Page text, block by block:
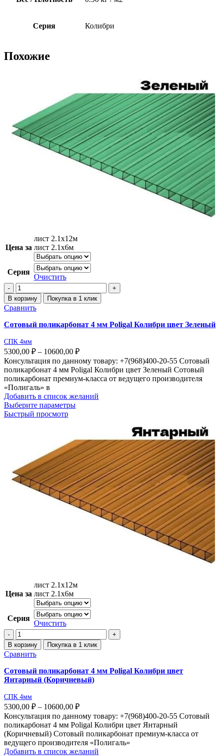
Серия Колибри
Похожие
Цена за
лист 2.1х12м
лист 2.1х6м
Серия
Очистить
В корзину Покупка в 1 клик
Сравнить
Сотовый поликарбонат 4 мм Poligal Колибри цвет Зеленый
СПК 4мм
5300,00 ₽ – 10600,00 ₽
Консультация по данному товару: +7(968)400-20-55 Сотовый
поликарбонат 4 мм Poligal Колибри цвет Зеленый Сотовый
поликарбонат премиум-класса от ведущего производителя
«Полигаль» в
Добавить в список желаний
Выберите параметры
Быстрый просмотр
Цена за
лист 2.1х12м
лист 2.1х6м
Серия
Очистить
В корзину Покупка в 1 клик
Сравнить
Сотовый поликарбонат 4 мм Poligal Колибри цвет
Янтарный (Коричневый)
СПК 4мм
5300,00 ₽ – 10600,00 ₽
Консультация по данному товару: +7(968)400-20-55 Сотовый
поликарбонат 4 мм Poligal Колибри цвет Янтарный
(Коричневый) Сотовый поликарбонат премиум-класса от
ведущего производителя «Полигаль»
Добавить в список желаний